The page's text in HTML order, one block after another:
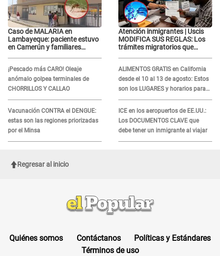
Caso de MALARIA en
Lambayeque: paciente estuvo
en Camerún y familiares
¡Pescado más CARO! Oleaje
anómalo golpea terminales de
CHORRILLOS Y CALLAO
Vacunación CONTRA el DENGUE:
estas son las regiones priorizadas
por el Minsa
Atención inmigrantes | Uscis
MODIFICA SUS REGLAS: Los
trámites migratorios que
ALIMENTOS GRATIS en California
desde el 10 al 13 de agosto: Estos
son los LUGARES y horarios para
recibir la ayuda
ICE en los aeropuertos de EE.UU.:
Los DOCUMENTOS CLAVE que
debe tener un inmigrante al viajar
Regresar al inicio
Quiénes somos Contáctanos
Políticas y Estándares
Términos de uso